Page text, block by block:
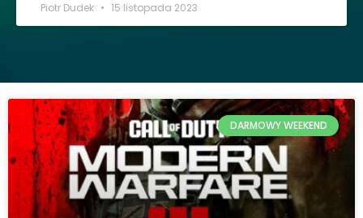
Piotr Dudek 15 listopada 2023
DARMOWY WEEKEND